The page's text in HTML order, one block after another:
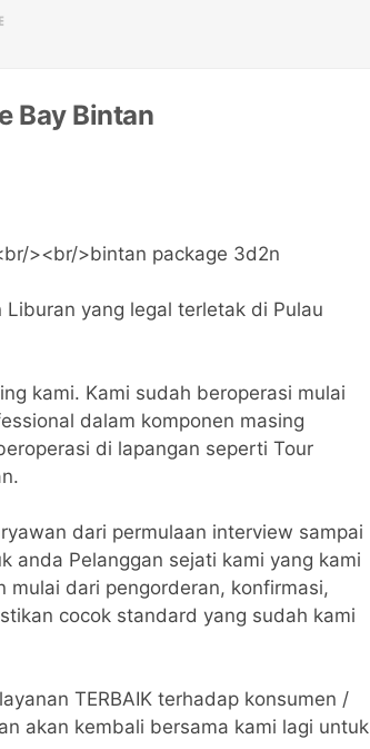
Bay Bintan
yang legal terletak di Pulau
kami. Kami sudah beroperasi mulai
dalam komponen masing
di lapangan seperti Tour
dari permulaan interview sampai
anda Pelanggan sejati kami yang kami
mulai dari pengorderan, konfirmasi,
cocok standard yang sudah kami
TERBAIK terhadap konsumen /
akan kembali bersama kami lagi untuk